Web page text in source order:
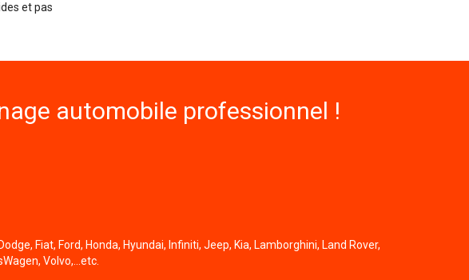
et pas
automobile professionnel !
Fiat, Ford, Honda, Hyundai, Infiniti, Jeep, Kia, Lamborghini, Land Rover,
Volvo,...etc.